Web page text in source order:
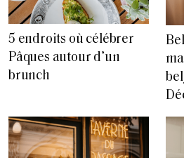
5 endroits où célébrer
Pâques autour d’un
brunch